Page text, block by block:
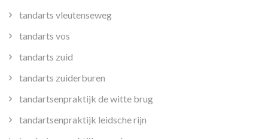
tandarts vleutenseweg
tandarts vos
tandarts zuid
tandarts zuiderburen
tandartsenpraktijk de witte brug
tandartsenpraktijk leidsche rijn